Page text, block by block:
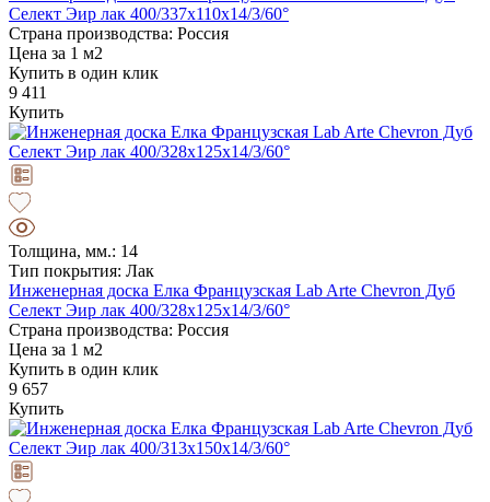
Селект Эир лак 400/337х110х14/3/60°
Страна производства: Россия
Цена за 1 м2
Купить в один клик
9 411
Купить
Толщина, мм.: 14
Тип покрытия: Лак
Инженерная доска Елка Французская Lab Arte Chevron Дуб
Селект Эир лак 400/328х125х14/3/60°
Страна производства: Россия
Цена за 1 м2
Купить в один клик
9 657
Купить